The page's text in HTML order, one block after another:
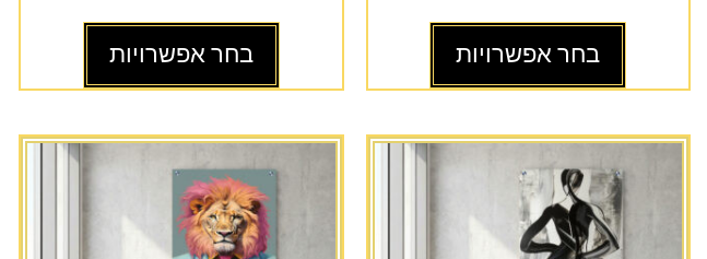
בחר אפשרויות בחר אפשרויות